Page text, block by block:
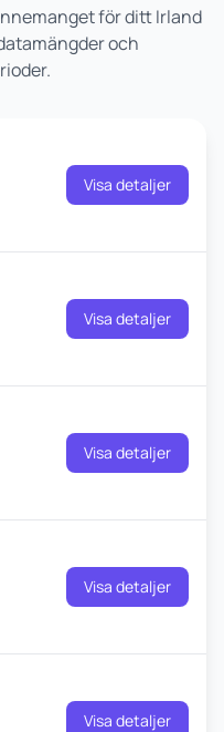
för ditt Irland
och
Visa detaljer
Visa detaljer
Visa detaljer
Visa detaljer
Visa detaljer